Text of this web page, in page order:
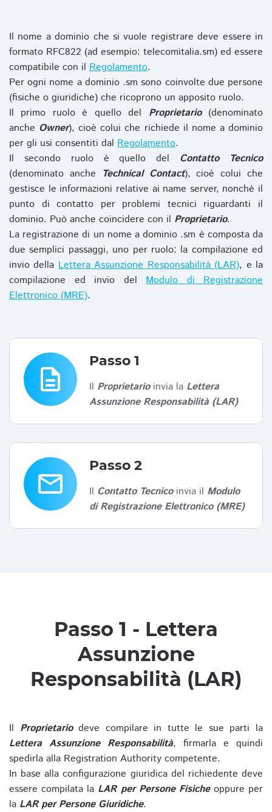
Il nome a dominio che si vuole registrare deve essere in
formato RFC822 (ad esempio: telecomitalia.sm) ed essere
compatibile con il Regolamento.
Per ogni nome a dominio .sm sono coinvolte due persone
(fisiche o giuridiche) che ricoprono un apposito ruolo.
Il primo ruolo è quello del Proprietario(denominato
anche Owner), cioè colui che richiede il nome a dominio
per gli usi consentiti dal Regolamento.
Il secondo ruolo è quello del Contatto Tecnico
(denominato anche Technical Contact), cioè colui che
gestisce le informazioni relative ai name server, nonchè il
punto di contatto per problemi tecnici riguardanti il
dominio. Può anche coincidere con il Proprietario.
La registrazione di un nome a dominio .sm è composta da
due semplici passaggi, uno per ruolo: la compilazione ed
invio dellaLettera Assunzione Responsabilità (LAR), e la
compilazione ed invio del Modulo di Registrazione
Elettronico (MRE).
description
Passo 1
Il Proprietarioinvia la Lettera
Assunzione Responsabilità (LAR)
email
Passo 2
Il Contatto Tecnicoinvia il Modulo
di Registrazione Elettronico (MRE)
Passo 1 - Lettera
Assunzione
Responsabilità (LAR)
Il Proprietariodeve compilare in tutte le sue parti la
Lettera Assunzione Responsabilità, firmarla e quindi
spedirla alla Registration Authority competente.
In base alla configurazione giuridica del richiedente deve
essere compilata la LAR per Persone Fisicheoppure per
la LAR per Persone Giuridiche.